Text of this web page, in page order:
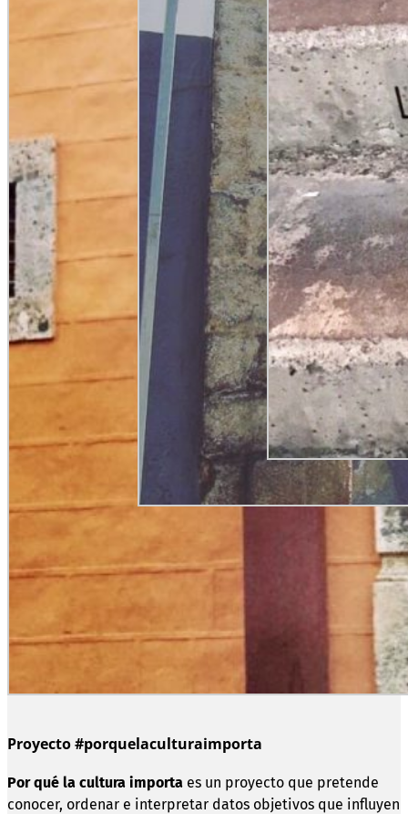
Proyecto #porquelaculturaimporta
Por qué la cultura importa es un proyecto que pretende
conocer, ordenar e interpretar datos objetivos que influyen